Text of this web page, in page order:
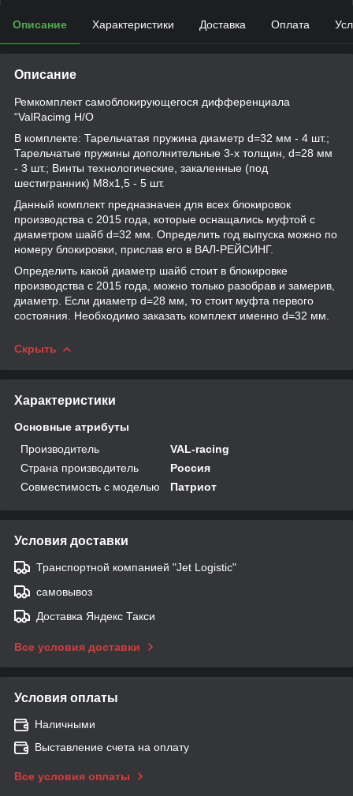
Описание Характеристики Доставка Оплата
Описание
Ремкомплект самоблокирующегося дифференциала
“ValRacimg Н/О
В комплекте: Тарельчатая пружина диаметр d=32 мм - 4 шт.;
Тарельчатые пружины дополнительные 3-х толщин, d=28 мм
- 3 шт.; Винты технологические, закаленные (под
шестигранник) М8х1,5 - 5 шт.
Данный комплект предназначен для всех блокировок
производства с 2015 года, которые оснащались муфтой с
диаметром шайб d=32 мм. Определить год выпуска можно по
номеру блокировки, прислав его в ВАЛ-РЕЙСИНГ.
Определить какой диаметр шайб стоит в блокировке
производства c 2015 года, можно только разобрав и замерив,
диаметр. Если диаметр d=28 мм, то стоит муфта первого
состояния. Необходимо заказать комплект именно d=32 мм.
Скрыть
Характеристики
Основные атрибуты
Производитель
VAL-racing
Страна производитель
Россия
Совместимость с моделью
Патриот
Условия доставки
Транспортной компанией "Jet Logistic"
самовывоз
Доставка Яндекс Такси
Все условия доставки
Условия оплаты
Наличными
Выставление счета на оплату
Все условия оплаты